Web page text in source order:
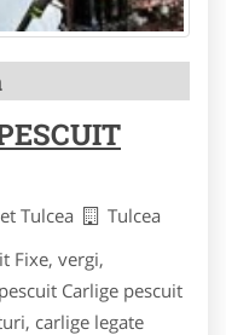
Tulcea
Tulcea
Fixe, vergi,
Carlige pescuit
carlige legate